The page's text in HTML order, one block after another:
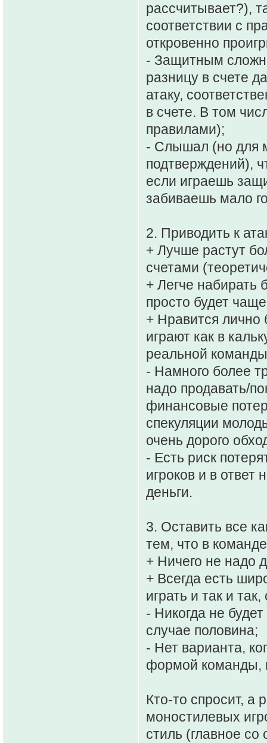
рассчитывает?),
соответствии с
откровенно
- Защитным
разницу в счете
атаку,
в счете. В том
правилами);
- Слышал (но для
подтверждений),
если играешь
забиваешь мало
2. Приводить к
+ Лучше растут
счетами
+ Легче набирать
просто будет
+ Нравится лично
играют как в
реальной
- Намного более
надо продавать/
финансовые
спекуляции
очень дорого
- Есть риск
игроков и в ответ
деньги.
3. Оставить все
тем, что в
+ Ничего не надо
+ Всегда есть
играть и так и
- Никогда не
случае половина;
- Нет варианта,
формой команды,
Кто-то спросит, а
моностилевых
стиль (главное со